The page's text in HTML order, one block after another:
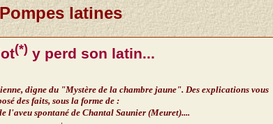
Pompes latines
(*) y perd son latin...
digne du "Mystère de la chambre jaune". Des explications vous
des faits, sous la forme de :
l'aveu spontané de Chantal Saunier (Meuret)....